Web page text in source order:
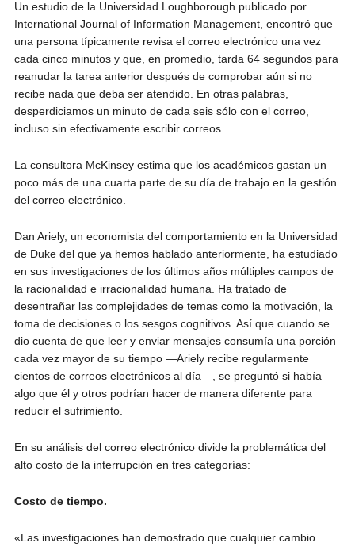
Un estudio de la Universidad Loughborough publicado por
International Journal of Information Management, encontró que
una persona típicamente revisa el correo electrónico una vez
cada cinco minutos y que, en promedio, tarda 64 segundos para
reanudar la tarea anterior después de comprobar aún si no
recibe nada que deba ser atendido. En otras palabras,
desperdiciamos un minuto de cada seis sólo con el correo,
incluso sin efectivamente escribir correos.
La consultora McKinsey estima que los académicos gastan un
poco más de una cuarta parte de su día de trabajo en la gestión
del correo electrónico.
Dan Ariely, un economista del comportamiento en la Universidad
de Duke del que ya hemos hablado anteriormente, ha estudiado
en sus investigaciones de los últimos años múltiples campos de
la racionalidad e irracionalidad humana. Ha tratado de
desentrañar las complejidades de temas como la motivación, la
toma de decisiones o los sesgos cognitivos. Así que cuando se
dio cuenta de que leer y enviar mensajes consumía una porción
cada vez mayor de su tiempo —Ariely recibe regularmente
cientos de correos electrónicos al día—, se preguntó si había
algo que él y otros podrían hacer de manera diferente para
reducir el sufrimiento.
En su análisis del correo electrónico divide la problemática del
alto costo de la interrupción en tres categorías:
Costo de tiempo.
«Las investigaciones han demostrado que cualquier cambio